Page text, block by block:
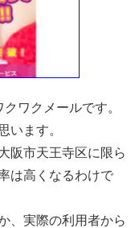
ワクメールです。
います。
阪市天王寺区に限ら
は高くなるわけで
、実際の利用者から